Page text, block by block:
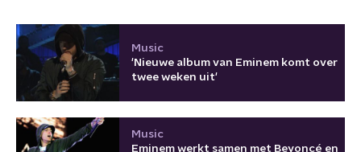
Music
'Nieuwe album van Eminem komt over
twee weken uit'
Music
Eminem werkt samen met Beyoncé en